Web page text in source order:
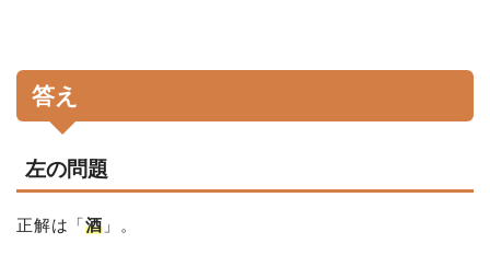
答え
左の問題
正解は「酒」。